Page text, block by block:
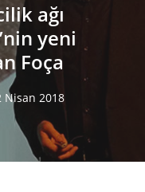
ağı
yeni
Foça
Nisan 2018